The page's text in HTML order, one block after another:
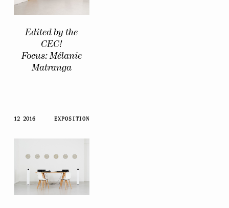
Edited by the
CEC!
Focus: Mélanie
Matranga
12 2016 EXPOSITION